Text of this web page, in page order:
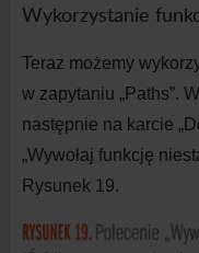
Wykorzystanie
Teraz możemy
w zapytaniu „Paths”.
następnie na karcie
„Wywołaj funkcję
Rysunek 19.